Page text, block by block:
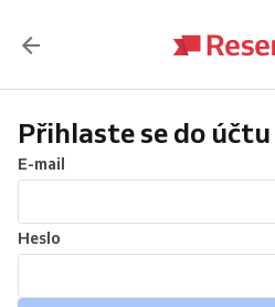
Přihlaste se do účtu
E-mail
Heslo